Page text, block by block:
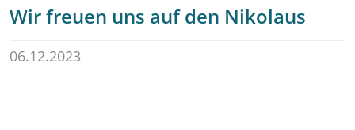
Wir freuen uns auf den Nikolaus
06.12.2023